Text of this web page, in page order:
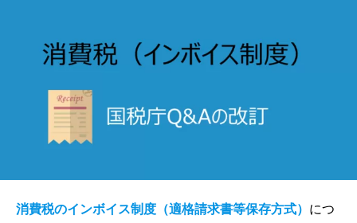
消費税のインボイス制度（適格請求書等保存方式） につ